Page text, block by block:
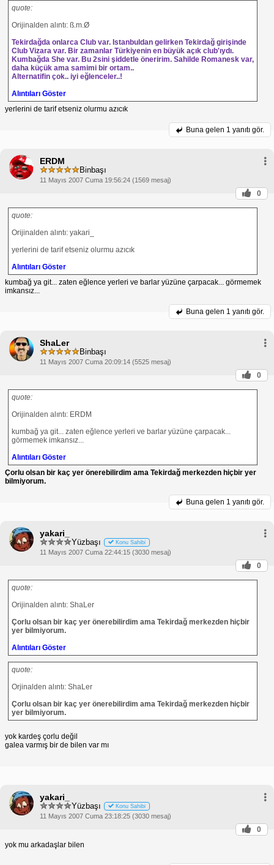
quote:
Orijinalden alıntı: ß.m.Ø
Tekirdağda onlarca Club var. Istanbuldan gelirken Tekirdağ girişinde
Club Vizara var. Bir zamanlar Türkiyenin en büyük açık club'ıydı.
Kumbağda She var. Bu 2sini şiddetle öneririm. Sahilde Romanesk var,
daha küçük ama samimi bir ortam..
Alternatifin çok.. iyi eğlenceler..!
Alıntıları Göster
yerlerini de tarif etseniz olurmu azıcık
Buna gelen 1 yanıtı gör.
ERDM
Binbaşı
11 Mayıs 2007 Cuma 19:56:24 (1569 mesaj)
0
quote:
Orijinalden alıntı: yakari_
yerlerini de tarif etseniz olurmu azıcık
Alıntıları Göster
kumbağ ya git... zaten eğlence yerleri ve barlar yüzüne çarpacak... görmemek
imkansız...
Buna gelen 1 yanıtı gör.
ShaLer
Binbaşı
11 Mayıs 2007 Cuma 20:09:14 (5525 mesaj)
0
quote:
Orijinalden alıntı: ERDM
kumbağ ya git... zaten eğlence yerleri ve barlar yüzüne çarpacak...
görmemek imkansız...
Alıntıları Göster
Çorlu olsan bir kaç yer önerebilirdim ama Tekirdağ merkezden hiçbir yer
bilmiyorum.
Buna gelen 1 yanıtı gör.
yakari_
Yüzbaşı Konu Sahibi
11 Mayıs 2007 Cuma 22:44:15 (3030 mesaj)
0
quote:
Orijinalden alıntı: ShaLer
Çorlu olsan bir kaç yer önerebilirdim ama Tekirdağ merkezden hiçbir
yer bilmiyorum.
Alıntıları Göster
quote:
Orjinalden alıntı: ShaLer
Çorlu olsan bir kaç yer önerebilirdim ama Tekirdağ merkezden hiçbir
yer bilmiyorum.
yok kardeş çorlu değil
galea varmış bir de bilen var mı
yakari_
Yüzbaşı Konu Sahibi
11 Mayıs 2007 Cuma 23:18:25 (3030 mesaj)
0
yok mu arkadaşlar bilen